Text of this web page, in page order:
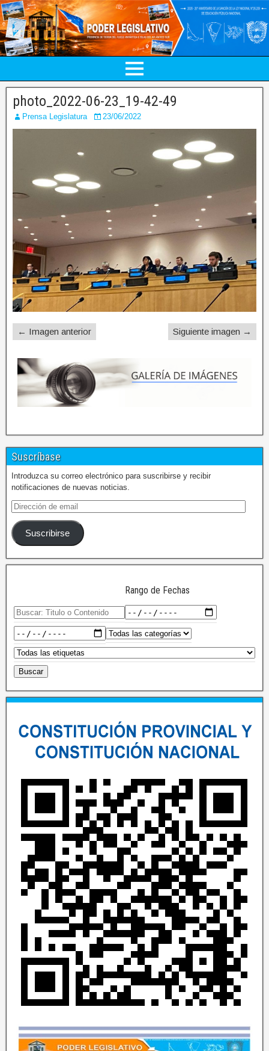
photo_2022-06-23_19-42-49
Prensa Legislatura 23/06/2022
← Imagen anterior Siguiente imagen →
Suscríbase
Introduzca su correo electrónico para suscribirse y recibir
notificaciones de nuevas noticias.
Suscribirse
Rango de Fechas